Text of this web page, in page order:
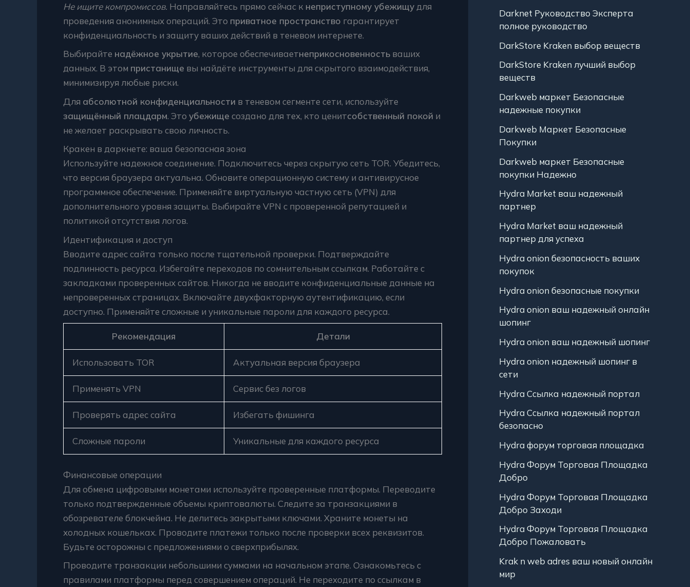
Не ищите компромиссов. Направляйтесь прямо сейчас к неприступному убежищу для
проведения анонимных операций. Это приватное пространство гарантирует
конфиденциальность и защиту ваших действий в теневом интернете.
Выбирайте надёжное укрытие, которое обеспечиваетнеприкосновенность ваших
данных. В этом пристанище вы найдёте инструменты для скрытого взаимодействия,
минимизируя любые риски.
Для абсолютной конфиденциальности в теневом сегменте сети, используйте
защищённый плацдарм. Это убежище создано для тех, кто ценитсобственный покой и
не желает раскрывать свою личность.
Кракен в даркнете: ваша безопасная зона
Используйте надежное соединение. Подключитесь через скрытую сеть TOR. Убедитесь,
что версия браузера актуальна. Обновите операционную систему и антивирусное
программное обеспечение. Применяйте виртуальную частную сеть (VPN) для
дополнительного уровня защиты. Выбирайте VPN с проверенной репутацией и
политикой отсутствия логов.
Идентификация и доступ
Вводите адрес сайта только после тщательной проверки. Подтверждайте
подлинность ресурса. Избегайте переходов по сомнительным ссылкам. Работайте с
закладками проверенных сайтов. Никогда не вводите конфиденциальные данные на
непроверенных страницах. Включайте двухфакторную аутентификацию, если
доступно. Применяйте сложные и уникальные пароли для каждого ресурса.
Рекомендация Детали
Использовать TOR Актуальная версия браузера
Применять VPN Сервис без логов
Проверять адрес сайта Избегать фишинга
Сложные пароли Уникальные для каждого ресурса
Финансовые операции
Для обмена цифровыми монетами используйте проверенные платформы. Переводите
только подтвержденные объемы криптовалюты. Следите за транзакциями в
обозревателе блокчейна. Не делитесь закрытыми ключами. Храните монеты на
холодных кошельках. Проводите платежи только после проверки всех реквизитов.
Будьте осторожны с предложениями о сверхприбылях.
Проводите транзакции небольшими суммами на начальном этапе. Ознакомьтесь с
правилами платформы перед совершением операций. Не переходите по ссылкам в
Darknet Руководство Эксперта
полное руководство
DarkStore Kraken выбор веществ
DarkStore Kraken лучший выбор
веществ
Darkweb маркет Безопасные
надежные покупки
Darkweb Маркет Безопасные
Покупки
Darkweb маркет Безопасные
покупки Надежно
Hydra Market ваш надежный
партнер
Hydra Market ваш надежный
партнер для успеха
Hydra onion безопасность ваших
покупок
Hydra onion безопасные покупки
Hydra onion ваш надежный онлайн
шопинг
Hydra onion ваш надежный шопинг
Hydra onion надежный шопинг в
сети
Hydra Ссылка надежный портал
Hydra Ссылка надежный портал
безопасно
Hydra форум торговая площадка
Hydra Форум Торговая Площадка
Добро
Hydra Форум Торговая Площадка
Добро Заходи
Hydra Форум Торговая Площадка
Добро Пожаловать
Krak n web adres ваш новый онлайн
мир